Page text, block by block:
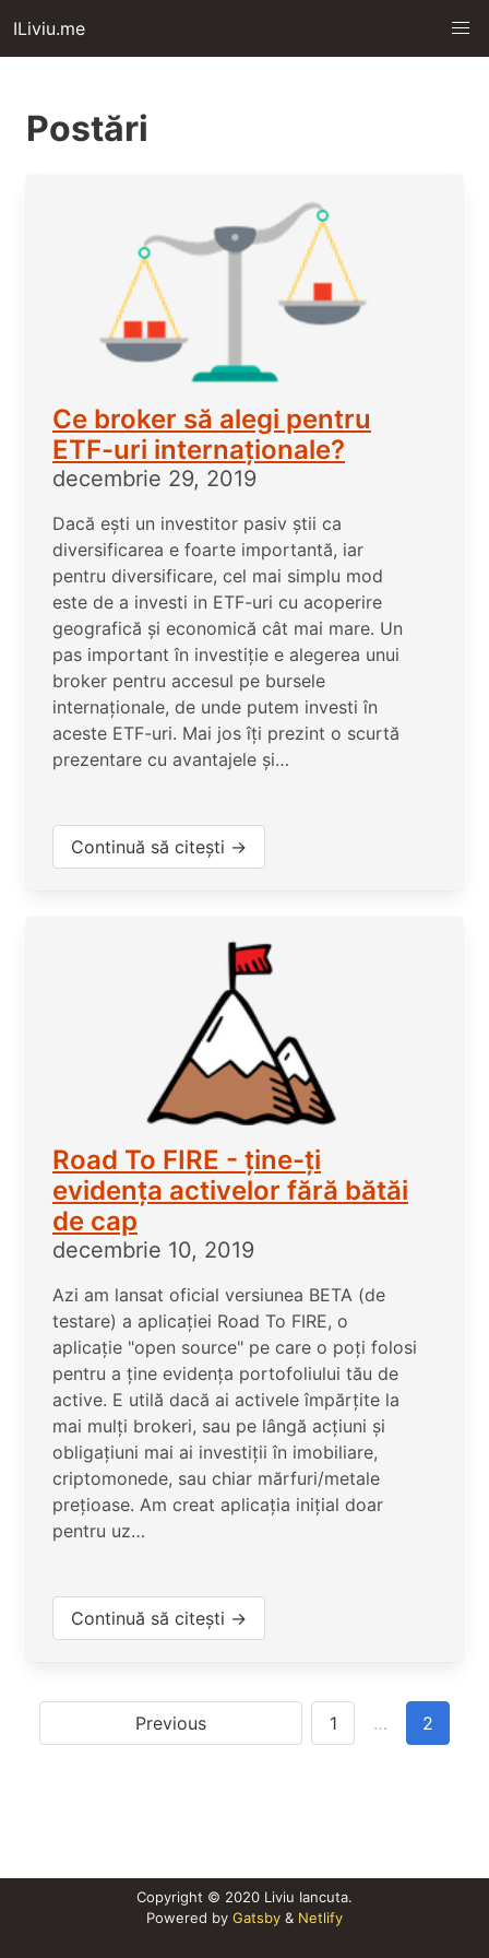
ILiviu.me
Postări
Ce broker să alegi pentru
ETF-uri internaționale?
decembrie 29, 2019
Dacă ești un investitor pasiv știi ca
diversificarea e foarte importantă, iar
pentru diversificare, cel mai simplu mod
este de a investi in ETF-uri cu acoperire
geografică și economică cât mai mare. Un
pas important în investiție e alegerea unui
broker pentru accesul pe bursele
internaționale, de unde putem investi în
aceste ETF-uri. Mai jos îți prezint o scurtă
prezentare cu avantajele și…
Continuă să citești →
Road To FIRE - ține-ți
evidența activelor fără bătăi
de cap
decembrie 10, 2019
Azi am lansat oficial versiunea BETA (de
testare) a aplicației Road To FIRE, o
aplicație "open source" pe care o poți folosi
pentru a ține evidența portofoliului tău de
active. E utilă dacă ai activele împărțite la
mai mulți brokeri, sau pe lângă acțiuni și
obligațiuni mai ai investiții în imobiliare,
criptomonede, sau chiar mărfuri/metale
prețioase. Am creat aplicația inițial doar
pentru uz…
Continuă să citești →
Previous 1 … 2
Copyright © 2020 Liviu Iancuta.
Powered by Gatsby & Netlify